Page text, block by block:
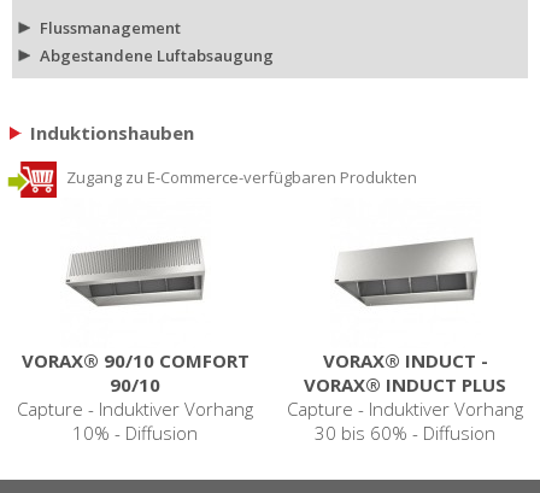
Flussmanagement
Abgestandene Luftabsaugung
Induktionshauben
Zugang zu E-Commerce-verfügbaren Produkten
VORAX® 90/10 COMFORT
90/10
Capture - Induktiver Vorhang
10% - Diffusion
VORAX® INDUCT -
VORAX® INDUCT PLUS
Capture - Induktiver Vorhang
30 bis 60% - Diffusion